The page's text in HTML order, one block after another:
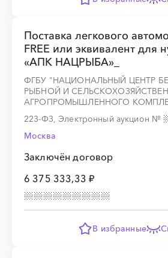
Поставка легкового
FREE или эквивалент для
«АПК НАЦРЫБА»_
ФГБУ "НАЦИОНАЛЬНЫЙ ЦЕНТР
РЫБНОЙ И
АГРОПРОМЫШЛЕННОГО
223-ФЗ, Электронный аукцион №
Москва
Заключён договор
6 375 333,33 ₽
В избранные
░░ ░░ ░░ ░
░
░
░
░
░
░
░
░
░
░
░
░
░
░ ░░ ░
░
░
░
░
░